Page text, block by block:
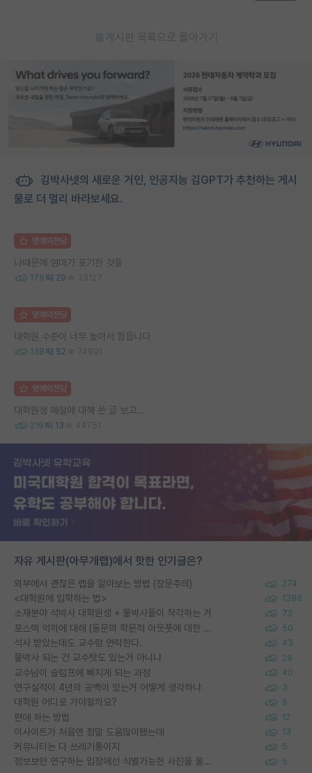
게시판 목록으로 돌아가기
김박사넷의 새로운 거인, 인공지능 김GPT가 추천하는 게시
물로 더 멀리 바라보세요.
명예의전당
나때문에 엄마가 포기한 것들
179 29 33127
명예의전당
대학원 수준이 너무 높아서 힘듭니다
138 52 74901
명예의전당
대학원생 예절에 대해 쓴 글 보고...
219 13 44751
자유 게시판(아무개랩)에서 핫한 인기글은?
외부에서 괜찮은 랩을 알아보는 방법 (장문주의) 274
<대학원에 입학하는 법> 1388
소재분야 석박사 대학원생 + 물박사들이 착각하는 거 72
포스텍 억까에 대해 (동문의 학문적 아웃풋에 대한 반박) 50
석사 받았는데도 교수랑 연락한다. 43
물박사 되는 건 교수탓도 있는거 아니냐 29
교수님이 슬럼프에 빠지게 되는 과정 40
연구실적이 4년의 공백이 있는거 어떻게 생각하냐 3
대학원 어디로 가야할까요? 5
편애 하는 방법 12
이사이트가 처음엔 정말 도움많이됐는데 13
커뮤니티는 다 쓰레기통이지 5
정보보안 연구하는 입장에선 식별가능한 사진을 올리는건 비추이긴함 5